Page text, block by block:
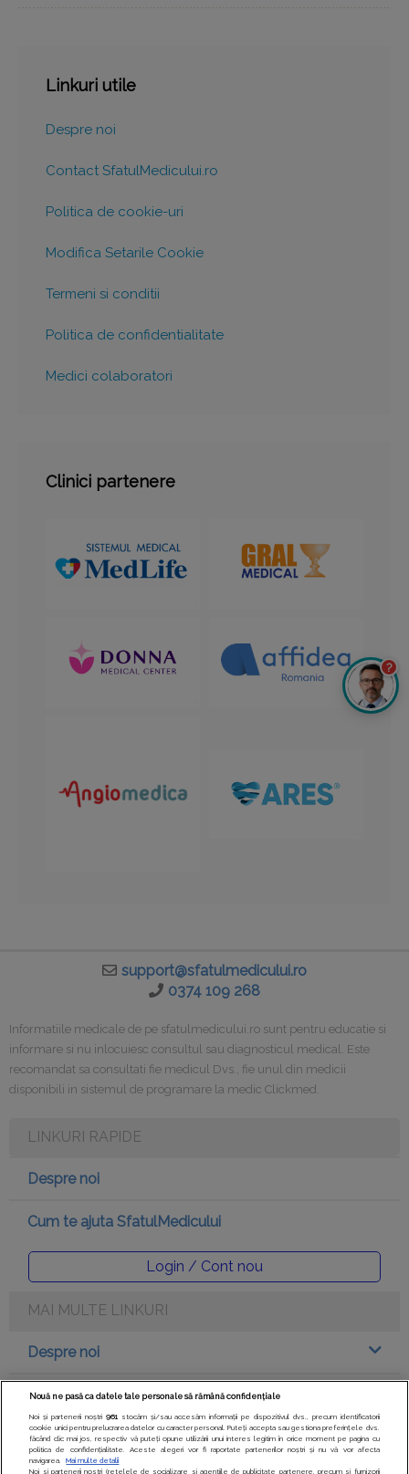
Linkuri utile
Despre noi
Contact SfatulMedicului.ro
Politica de cookie-uri
Modifica Setarile Cookie
Termeni si conditii
Politica de confidentialitate
Medici colaboratori
Clinici partenere
support@sfatulmedicului.ro
0374 109 268
Informatiile medicale de pe sfatulmedicului.ro sunt pentru educatie si
informare si nu inlocuiesc consultul sau diagnosticul medical. Este
recomandat sa consultati fie medicul Dvs., fie unul din medicii
disponibili in sistemul de programare la medic Clickmed.
LINKURI RAPIDE
Despre noi
Cum te ajuta SfatulMedicului
Login / Cont nou
MAI MULTE LINKURI
Despre noi
Legal
Drepturile consumatorului
?
Nouă ne pasă ca datele tale personale să rămână confidențiale
Noi și partenerii noștri 961stocăm și/sau accesăm informații pe dispozitivul dvs., precum identificatorii
cookie unici pentru prelucrarea datelor cu caracter personal. Puteți accepta sau gestiona preferințele dvs.
făcând clic mai jos, respectiv vă puteți opune utilizării unui interes legitim în orice moment pe pagina cu
politica de confidențialitate. Aceste alegeri vor fi raportate partenerilor noștri și nu vă vor afecta
navigarea.
Mai multe detalii
Noi si partenerii nostri (retelele de socializare si agentiile de publicitate partenere, precum si furnizorii